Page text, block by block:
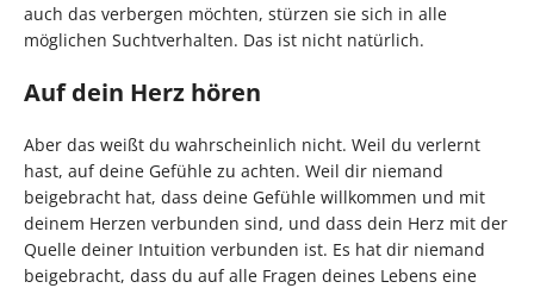
auch das verbergen möchten, stürzen sie sich in alle
möglichen Suchtverhalten. Das ist nicht natürlich.
Auf dein Herz hören
Aber das weißt du wahrscheinlich nicht. Weil du verlernt
hast, auf deine Gefühle zu achten. Weil dir niemand
beigebracht hat, dass deine Gefühle willkommen und mit
deinem Herzen verbunden sind, und dass dein Herz mit der
Quelle deiner Intuition verbunden ist. Es hat dir niemand
beigebracht, dass du auf alle Fragen deines Lebens eine